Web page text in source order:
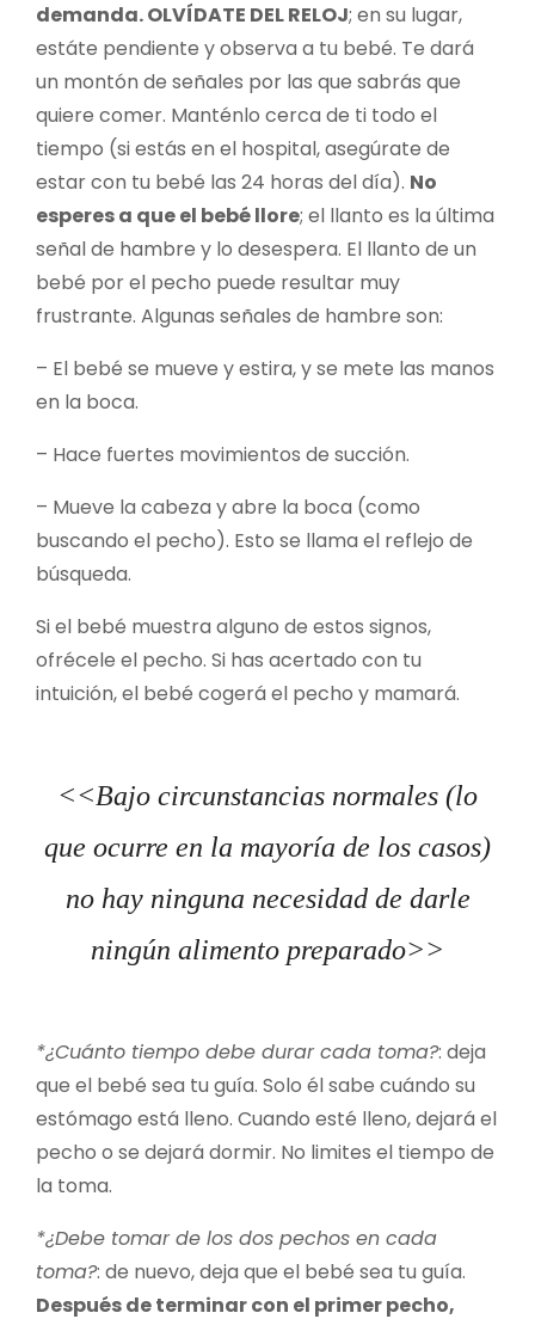
demanda. OLVÍDATE DEL RELOJ; en su lugar,
estáte pendiente y observa a tu bebé. Te dará
un montón de señales por las que sabrás que
quiere comer. Manténlo cerca de ti todo el
tiempo (si estás en el hospital, asegúrate de
estar con tu bebé las 24 horas del día). No
esperes a que el bebé llore; el llanto es la última
señal de hambre y lo desespera. El llanto de un
bebé por el pecho puede resultar muy
frustrante. Algunas señales de hambre son:
– El bebé se mueve y estira, y se mete las manos
en la boca.
– Hace fuertes movimientos de succión.
– Mueve la cabeza y abre la boca (como
buscando el pecho). Esto se llama el reflejo de
búsqueda.
Si el bebé muestra alguno de estos signos,
ofrécele el pecho. Si has acertado con tu
intuición, el bebé cogerá el pecho y mamará.
<<Bajo circunstancias normales (lo
que ocurre en la mayoría de los casos)
no hay ninguna necesidad de darle
ningún alimento preparado>>
*¿Cuánto tiempo debe durar cada toma?: deja
que el bebé sea tu guía. Solo él sabe cuándo su
estómago está lleno. Cuando esté lleno, dejará el
pecho o se dejará dormir. No limites el tiempo de
la toma.
*¿Debe tomar de los dos pechos en cada
toma?: de nuevo, deja que el bebé sea tu guía.
Después de terminar con el primer pecho,